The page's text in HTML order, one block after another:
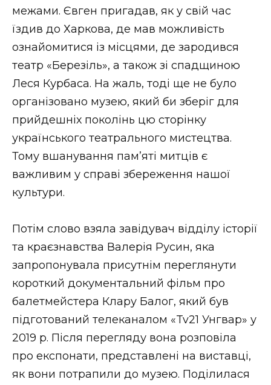
межами. Євген пригадав, як у свій час
їздив до Харкова, де мав можливість
ознайомитися із місцями, де зародився
театр «Березіль», а також зі спадщиною
Леся Курбаса. На жаль, тоді ще не було
організовано музею, який би зберіг для
прийдешніх поколінь цю сторінку
українського театрального мистецтва.
Тому вшанування пам’яті митців є
важливим у справі збереження нашої
культури.
Потім слово взяла завідувач відділу історії
та краєзнавства Валерія Русин, яка
запропонувала присутнім переглянути
короткий документальний фільм про
балетмейстера Клару Балог, який був
підготований телеканалом «Tv21 Унгвар» у
2019 р. Після перегляду вона розповіла
про експонати, представлені на виставці,
як вони потрапили до музею. Поділилася